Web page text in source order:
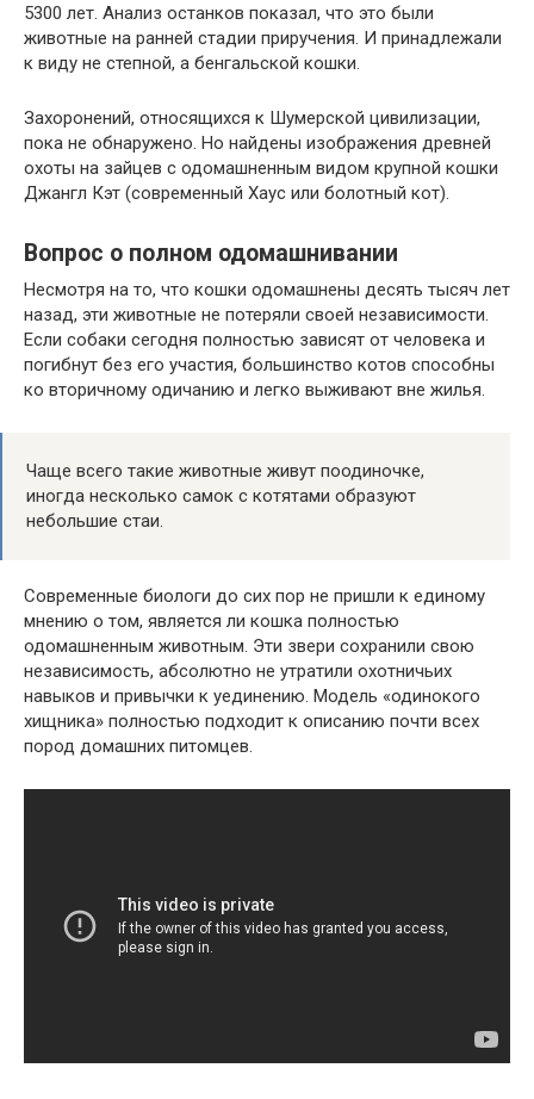
5300 лет. Анализ останков показал, что это были
животные на ранней стадии приручения. И принадлежали
к виду не степной, а бенгальской кошки.
Захоронений, относящихся к Шумерской цивилизации,
пока не обнаружено. Но найдены изображения древней
охоты на зайцев с одомашненным видом крупной кошки
Джангл Кэт (современный Хаус или болотный кот).
Вопрос о полном одомашнивании
Несмотря на то, что кошки одомашнены десять тысяч лет
назад, эти животные не потеряли своей независимости.
Если собаки сегодня полностью зависят от человека и
погибнут без его участия, большинство котов способны
ко вторичному одичанию и легко выживают вне жилья.
Чаще всего такие животные живут поодиночке,
иногда несколько самок с котятами образуют
небольшие стаи.
Современные биологи до сих пор не пришли к единому
мнению о том, является ли кошка полностью
одомашненным животным. Эти звери сохранили свою
независимость, абсолютно не утратили охотничьих
навыков и привычки к уединению. Модель «одинокого
хищника» полностью подходит к описанию почти всех
пород домашних питомцев.